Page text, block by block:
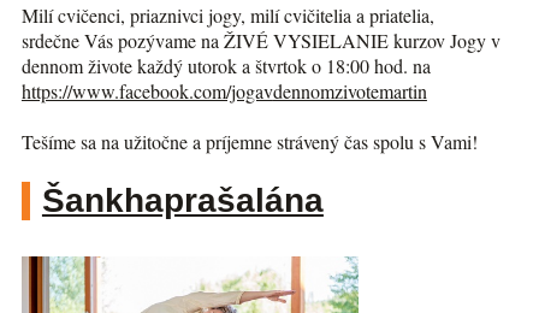
Milí cvičenci, priaznivci jogy, milí cvičitelia a priatelia,
srdečne Vás pozývame na ŽIVÉ VYSIELANIE kurzov Jogy v
dennom živote každý utorok a štvrtok o 18:00 hod. na
https://www.facebook.com/jogavdennomzivotemartin
Tešíme sa na užitočne a príjemne strávený čas spolu s Vami!
Šankhaprašalána